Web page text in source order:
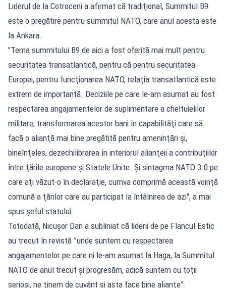
Liderul de la Cotroceni a afirmat că tradiţional, Summitul B9
este o pregătire pentru summitul NATO, care anul acesta este
la Ankara.
"Tema summitului B9 de aici a fost oferită mai mult pentru
securitatea transatlantică, pentru că pentru securitatea
Europei, pentru funcţionarea NATO, relaţia transatlantică este
extrem de importantă. Deciziile pe care le-am asumat au fost
respectarea angajamentelor de suplimentare a cheltuielilor
militare, transformarea acestor bani în capabilităţi care să
facă o alianţă mai bine pregătită pentru ameninţări şi,
bineînţeles, dezechilibrarea în interiorul alianţeii a contribuţiilor
între ţările europene şi Statele Unite. Şi sintagma NATO 3.0 pe
care aţi văzut-o în declaraţie, cumva comprimă această voinţă
comună a ţărilor care au participat la întâlnirea de azi", a mai
spus şeful statului.
Totodată, Nicușor Dan a subliniat că liderii de pe Flancul Estic
au trecut în revistă ”unde suntem cu respectarea
angajamentelor pe care ni le-am asumat la Haga, la Summitul
NATO de anul trecut şi progresăm, adică suntem cu toţii
serioşi, ne ţinem de cuvânt şi asta face bine alianţe”.